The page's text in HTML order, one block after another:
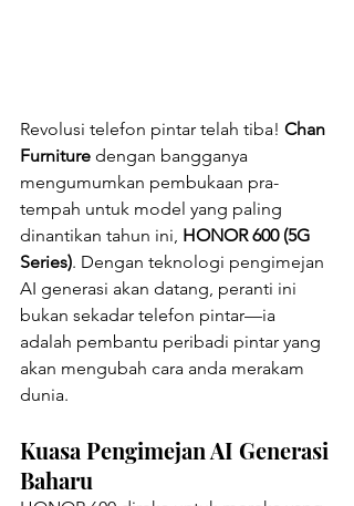
Revolusi telefon pintar telah tiba! Chan
Furniture dengan bangganya
mengumumkan pembukaan pra-
tempah untuk model yang paling
dinantikan tahun ini, HONOR 600 (5G
Series). Dengan teknologi pengimejan
AI generasi akan datang, peranti ini
bukan sekadar telefon pintar—ia
adalah pembantu peribadi pintar yang
akan mengubah cara anda merakam
dunia.
Kuasa Pengimejan AI Generasi
Baharu